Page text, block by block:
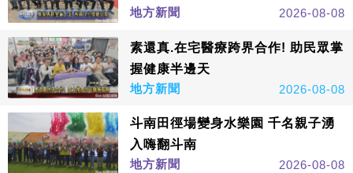
地方新聞
2026-08-08
素還真.在宅醫療跨界合作! 助民眾掌
握健康半邊天
地方新聞
2026-08-08
斗南田徑場變身水樂園 千名親子湧
入嗨翻斗南
地方新聞
2026-08-08